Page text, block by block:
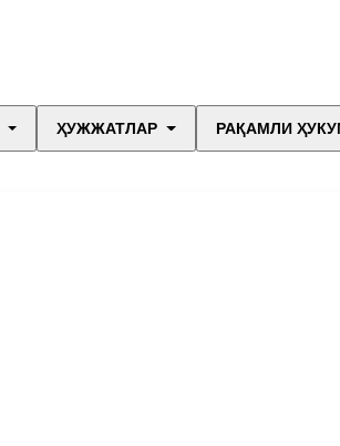
ҲУЖЖАТЛАР РАҚАМЛИ